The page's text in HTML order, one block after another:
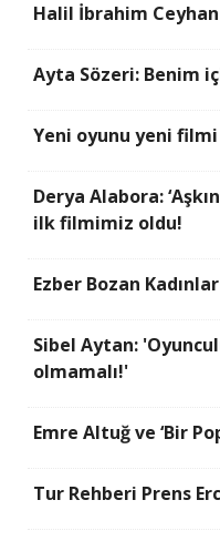
Halil İbrahim
Ayta Sözeri: Benim
Yeni oyunu yeni
Derya Alabora:
ilk filmimiz oldu!
Ezber Bozan
Sibel Aytan:
olmamalı!'
Emre Altuğ ve ‘Bir
Tur Rehberi Prens